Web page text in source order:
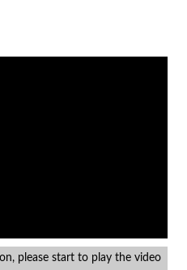
please start to play the video